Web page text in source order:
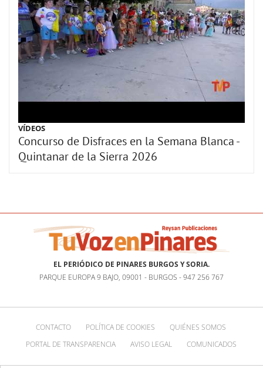
VÍDEOS
Concurso de Disfraces en la Semana Blanca -
Quintanar de la Sierra 2026
EL PERIÓDICO DE PINARES BURGOS Y SORIA.
PARQUE EUROPA 9 BAJO, 09001 - BURGOS - 947 256 767
CONTACTO POLÍTICA DE COOKIES
QUIÉNES SOMOS
PORTAL DE TRANSPARENCIA
AVISO LEGAL COMUNICADOS